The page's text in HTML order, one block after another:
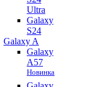
Ultra
Galaxy
S24
Galaxy A
Galaxy
A57
Новинка